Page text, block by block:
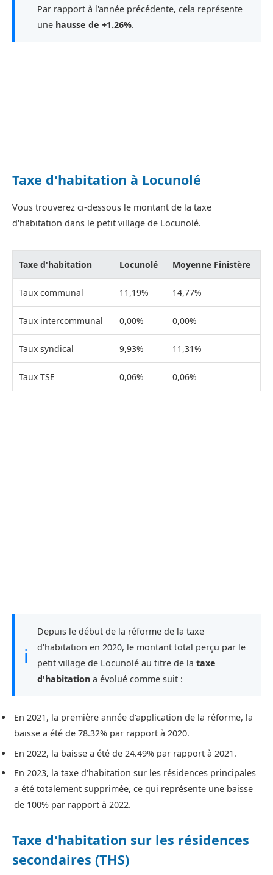
Par rapport à l'année précédente, cela représente
une hausse de +1.26%.
Taxe d'habitation à Locunolé
Vous trouverez ci-dessous le montant de la taxe
d'habitation dans le petit village de Locunolé.
Taxe d'habitation Locunolé Moyenne Finistère
Taux communal 11,19% 14,77%
Taux intercommunal 0,00% 0,00%
Taux syndical 9,93% 11,31%
Taux TSE 0,06% 0,06%
ℹ
Depuis le début de la réforme de la taxe
d'habitation en 2020, le montant total perçu par le
petit village de Locunolé au titre de la taxe
d'habitation a évolué comme suit :
En 2021, la première année d'application de la réforme, la
baisse a été de 78.32% par rapport à 2020.
En 2022, la baisse a été de 24.49% par rapport à 2021.
En 2023, la taxe d'habitation sur les résidences principales
a été totalement supprimée, ce qui représente une baisse
de 100% par rapport à 2022.
Taxe d'habitation sur les résidences
secondaires (THS)